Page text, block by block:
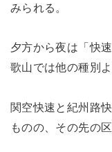
みられる。
夕方から夜は「快
歌山では他の種別
関空快速と紀州路
ものの、その先の